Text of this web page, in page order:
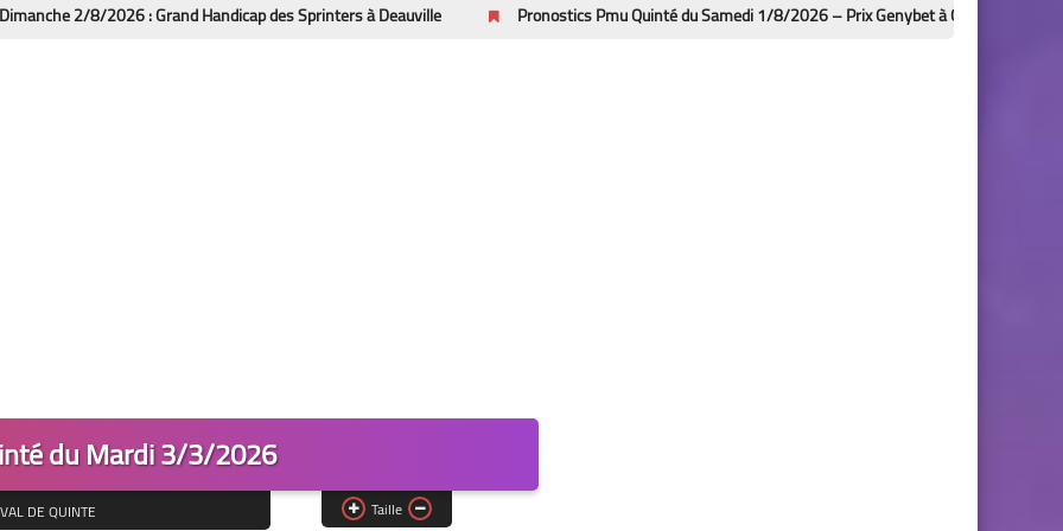
8/2026 : Grand Handicap des Sprinters à Deauville Pronostics Pmu Quinté du Samedi 1/8/2026 – Prix Genybet à Clairefontaine-Deauville :
du Mardi 3/3/2026
DE QUINTE Taille